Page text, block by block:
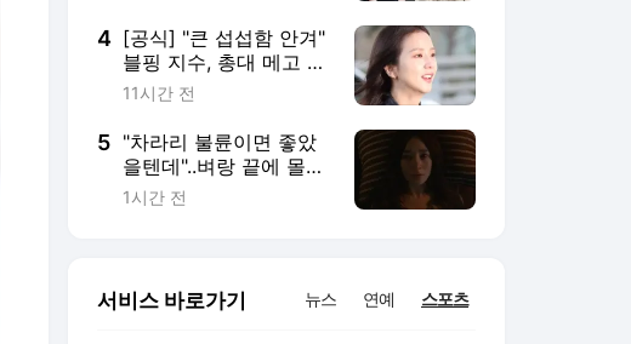
밤TView]
4 [공식] "큰 섭섭함 안겨"
블핑 지수, 총대 메고 공
개 사과 [스타이슈]
11시간 전
5 "차라리 불륜이면 좋았
을텐데"..벼랑 끝에 몰려
도 김혜수는 김혜수 [지
1시간 전
서비스 바로가기 뉴스 연예 스포츠